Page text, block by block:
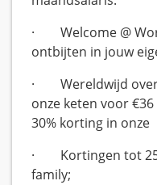
· Welcome @
ontbijten in jouw
· Wereldwijd
onze keten voor
30% korting in
· Kortingen tot
family;